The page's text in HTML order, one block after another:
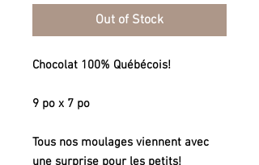
Out of Stock
Chocolat 100% Québécois!
9 po x 7 po
Tous nos moulages viennent avec
une surprise pour les petits!